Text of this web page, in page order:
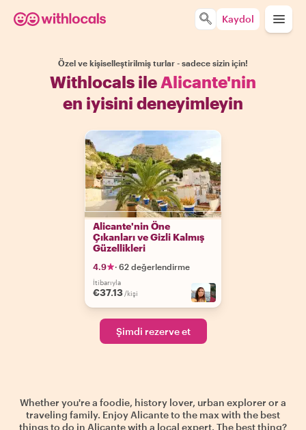
Kaydol
Özel ve kişiselleştirilmiş turlar - sadece sizin için!
Withlocals ileAlicante'nin
en iyisini deneyimleyin
Alicante'nin Öne
Çıkanları ve Gizli Kalmış
Güzellikleri
4.9 · 62 değerlendirme
İtibarıyla
€37.13 /kişi
Şimdi rezerve et
Whether you're a foodie, history lover, urban explorer or a
traveling family. Enjoy Alicante to the max with the best
things to do in Alicante with a local expert. The best thing?